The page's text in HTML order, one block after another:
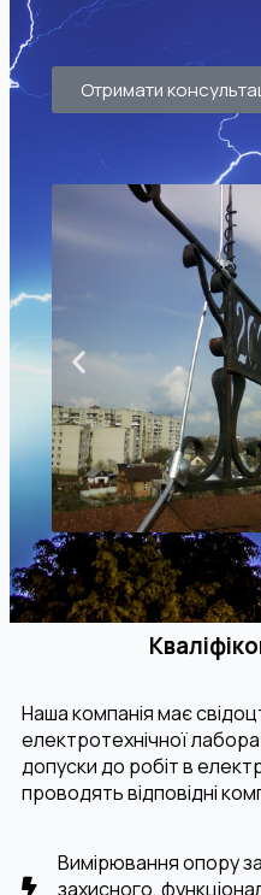
Отримати
Наша компанія має
електротехнічної
допуски до робіт в
проводять відповідні
Вимірювання опору
захисного,